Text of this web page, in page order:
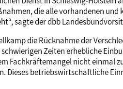
die alle vorhandenen
sagte der dbb
die Rücknahme der
Zeiten erhebliche
Fachkräftemangel nicht einmal
Dieses betriebswirtschaftliche